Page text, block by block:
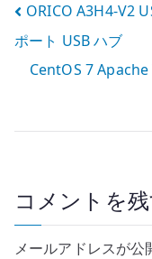
投
稿
ナ
ビ
ー
シ
ORICO A3H4-V2
ポート USB ハブ
CentOS 7 Apache
コメントを
メールアドレスが公